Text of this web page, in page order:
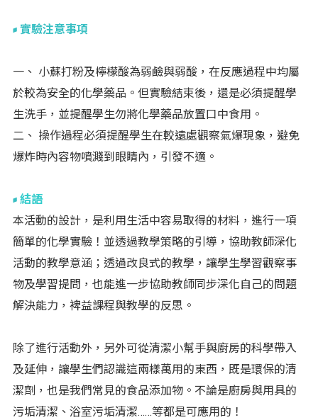
實驗注意事項
一、 小蘇打粉及檸檬酸為弱鹼與弱酸，在反應過程中均屬
於較為安全的化學藥品。但實驗結束後，還是必須提醒學
生洗手，並提醒學生勿將化學藥品放置口中食用。
二、 操作過程必須提醒學生在較遠處觀察氣爆現象，避免
爆炸時內容物噴濺到眼睛內，引發不適。
結語
本活動的設計，是利用生活中容易取得的材料，進行一項
簡單的化學實驗！並透過教學策略的引導，協助教師深化
活動的教學意涵；透過改良式的教學，讓學生學習觀察事
物及學習提問，也能進一步協助教師同步深化自己的問題
解決能力，裨益課程與教學的反思。
除了進行活動外，另外可從清潔小幫手與廚房的科學帶入
及延伸，讓學生們認識這兩樣萬用的東西，既是環保的清
潔劑，也是我們常見的食品添加物。不論是廚房與用具的
污垢清潔、浴室污垢清潔……等都是可應用的！